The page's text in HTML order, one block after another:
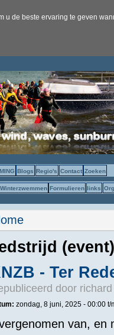
u de beste ervaring te geven
Blogs Regio's Contact Zoeken
Formulieren links
hier
- Ter
door
zondag, 8 juni, 2025 - 00:00t/
van,